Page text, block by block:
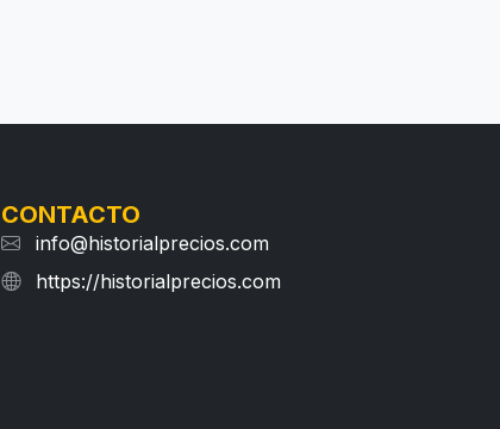
CONTACTO
info@historialprecios.com
https://historialprecios.com